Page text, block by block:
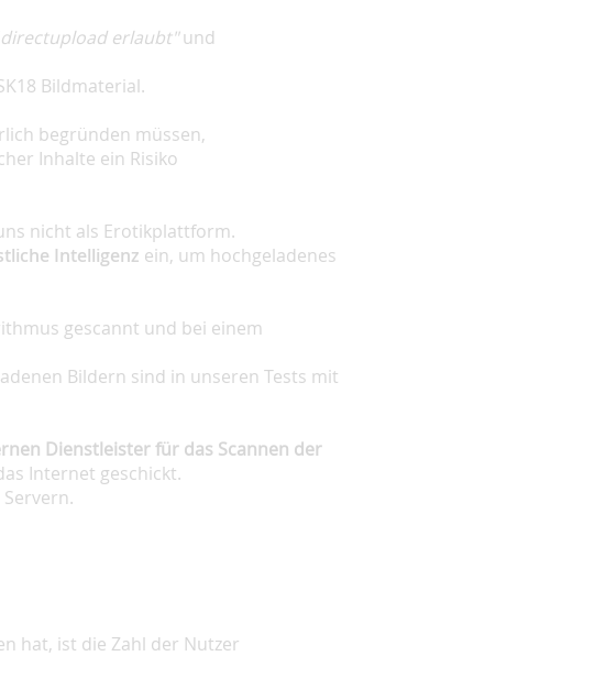
erlaubt"und
Bildmaterial.
begründen müssen,
Inhalte ein Risiko
nicht als Erotikplattform.
Intelligenz ein, um hochgeladenes
gescannt und bei einem
Bildern sind in unseren Tests mit
Dienstleister für das Scannen der
Internet geschickt.
hat, ist die Zahl der Nutzer